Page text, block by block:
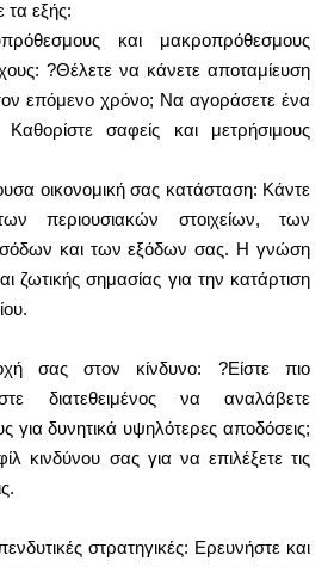
τα εξής:
και μακροπρόθεσμους
?Θέλετε να κάνετε αποταμίευση
επόμενο χρόνο; Να αγοράσετε ένα
σαφείς και μετρήσιμους
οικονομική σας κατάσταση: Κάντε
περιουσιακών στοιχείων, των
και των εξόδων σας. Η γνώση
ζωτικής σημασίας για την κατάρτιση
σας στον κίνδυνο: ?Είστε πιο
διατεθειμένος να αναλάβετε
για δυνητικά υψηλότερες αποδόσεις;
κινδύνου σας για να επιλέξετε τις
στρατηγικές: Ερευνήστε και